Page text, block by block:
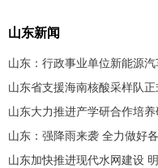
山东新闻
山东：行政事业单位新能源
山东省支援海南核酸采样队
山东大力推进产学研合作培养
山东：强降雨来袭 全力做好
山东加快推进现代水网建设